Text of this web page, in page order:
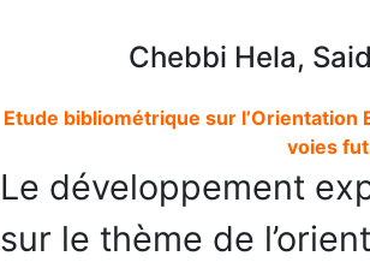
Chebbi Hela,
Etude bibliométrique sur
voies
Le développement
sur le thème de